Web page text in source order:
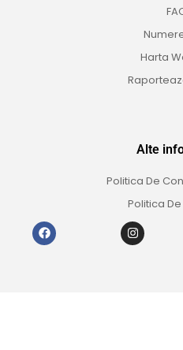
Harta
Alte
Politica De
Politica